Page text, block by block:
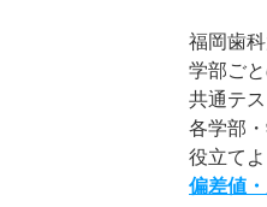
福岡歯
学部ご
共通テ
各学部
役立てよ
偏差値